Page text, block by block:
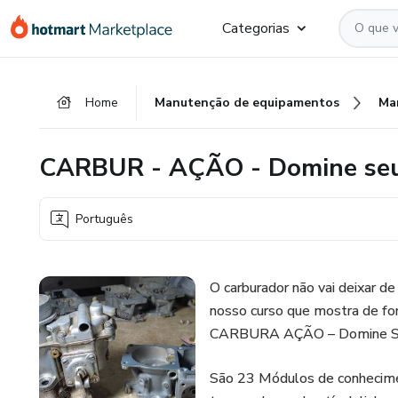
para
para
para
Categorias
Home Manutenção de equipamentos
CARBUR - AÇÃO - Domine
Português
O carburador não vai deixar
nosso curso que mostra de
CARBURA AÇÃO – Domine
São 23 Módulos de